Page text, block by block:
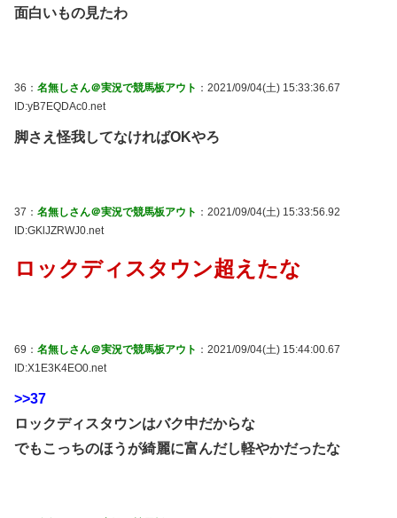
面白いもの見たわ
36： 名無しさん＠実況で競馬板アウト ：2021/09/04(土) 15:33:36.67
ID:yB7EQDAc0.net
脚さえ怪我してなければOKやろ
37： 名無しさん＠実況で競馬板アウト ：2021/09/04(土) 15:33:56.92
ID:GKlJZRWJ0.net
ロックディスタウン超えたな
69： 名無しさん＠実況で競馬板アウト ：2021/09/04(土) 15:44:00.67
ID:X1E3K4EO0.net
>>37
ロックディスタウンはバク中だからな
でもこっちのほうが綺麗に富んだし軽やかだったな